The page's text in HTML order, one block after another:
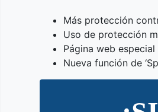
Más protección
Uso de protección
Página web
Nueva función de